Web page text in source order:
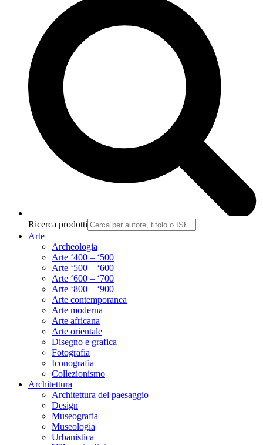
Ricerca prodotti
Arte
Archeologia
Arte ‘400 – ‘500
Arte ‘500 – ‘600
Arte ‘600 – ‘700
Arte ‘800 – ‘900
Arte contemporanea
Arte moderna
Arte africana
Arte orientale
Disegno e grafica
Fotografia
Iconografia
Collezionismo
Architettura
Architettura del paesaggio
Design
Museografia
Museologia
Urbanistica